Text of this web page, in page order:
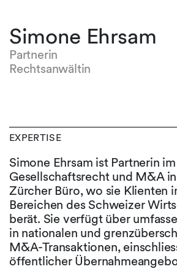
Simone Ehrsam
Partnerin
Rechtsanwältin
EXPERTISE
Simone Ehrsam ist Partnerin
Gesellschaftsrecht und M&A
Zürcher Büro, wo sie Klienten
Bereichen des Schweizer
berät. Sie verfügt über
in nationalen und
M&A-Transaktionen,
öffentlicher